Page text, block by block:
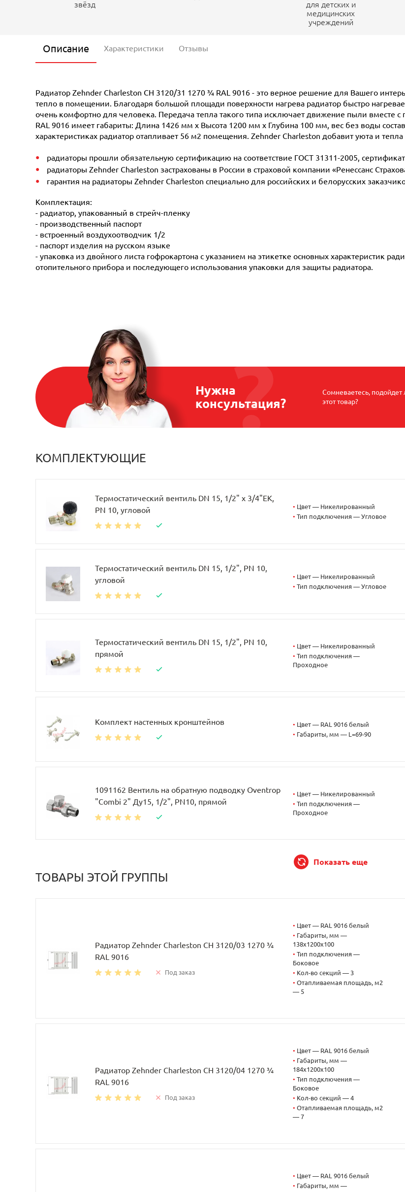
звёзд
для детских и
медицинских
учреждений
Описание Характеристики Отзывы
Радиатор Zehnder Charleston CH 3120/31 1270 ¾ RAL 9016 - это верное решение для Вашего
тепло в помещении. Благодаря большой площади поверхности нагрева радиатор быстро
очень комфортно для человека. Передача тепла такого типа исключает движение пыли вместе с
RAL 9016 имеет габариты: Длина 1426 мм х Высота 1200 мм х Глубина 100 мм, вес без воды
характеристиках радиатор отапливает 56 м2 помещения. Zehnder Charleston добавит уюта и
радиаторы прошли обязательную сертификацию на соответствие ГОСТ 31311-2005,
радиаторы Zehnder Charleston застрахованы в России в страховой компании «Ренессанс
гарантия на радиаторы Zehnder Charleston специально для российских и белорусских
Комплектация:
- радиатор, упакованный в стрейч-пленку
- производственный паспорт
- встроенный воздухоотводчик 1/2
- паспорт изделия на русском языке
- упаковка из двойного листа гофрокартона с указанием на этикетке основных характеристик
отопительного прибора и последующего использования упаковки для защиты радиатора.
Нужна
консультация?
Сомневаетесь, подойдет
этот товар?
КОМПЛЕКТУЮЩИЕ
Термостатический вентиль DN 15, 1/2" х 3/4"EK,
PN 10, угловой
• Цвет — Никелированный
• Тип подключения — Угловое
Термостатический вентиль DN 15, 1/2", PN 10,
угловой
• Цвет — Никелированный
• Тип подключения — Угловое
Термостатический вентиль DN 15, 1/2", PN 10,
прямой
• Цвет — Никелированный
• Тип подключения —
Проходное
Комплект настенных кронштейнов • Цвет — RAL 9016 белый
• Габариты, мм — L=69-90
1091162 Вентиль на обратную подводку Oventrop
"Combi 2" Ду15, 1/2", PN10, прямой
• Цвет — Никелированный
• Тип подключения —
Проходное
Показать еще
ТОВАРЫ ЭТОЙ ГРУППЫ
Радиатор Zehnder Charleston CH 3120/03 1270 ¾
RAL 9016
Под заказ
• Цвет — RAL 9016 белый
• Габариты, мм —
138x1200x100
• Тип подключения —
Боковое
• Кол-во секций — 3
• Отапливаемая площадь, м2
— 5
Радиатор Zehnder Charleston CH 3120/04 1270 ¾
RAL 9016
Под заказ
• Цвет — RAL 9016 белый
• Габариты, мм —
184x1200x100
• Тип подключения —
Боковое
• Кол-во секций — 4
• Отапливаемая площадь, м2
— 7
• Цвет — RAL 9016 белый
• Габариты, мм —